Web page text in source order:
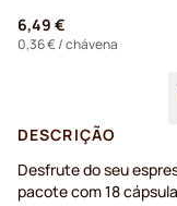
6,49 €
0,36 €/ chávena
DESCRIÇÃO
Desfrute do seu
pacote com 18